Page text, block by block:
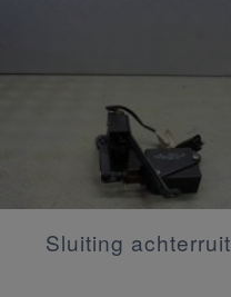
Sluiting achterruit